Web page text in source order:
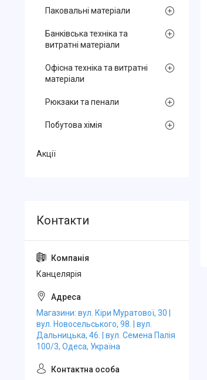
Паковальні матеріали
Банківська техніка та
витратні матеріали
Офісна техніка та витратні
матеріали
Рюкзаки та пенали
Побутова хімія
Акції
Канцелярiя
Магазини: вул. Кіри Муратової, 30 |
вул. Новосельського, 98. | вул.
Дальницька, 46. | вул. Семена Палія
100/3, Одеса, Україна